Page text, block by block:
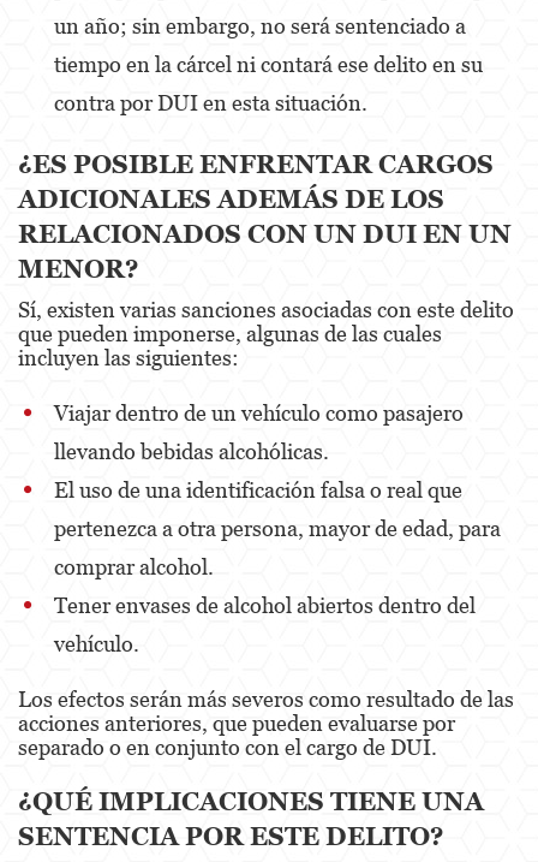
Orden de Protección de Emergencia
Orden de Restricción Permanente
Órdenes de Restricción
Peligro Infantil
Sustracción de Menores
Violación de una Orden de Restricción
Juvenile Three Strikes Law
Assault and Battery
Substances
Assault With A Deadly Weapon
Battery
Battery on a Peace Officer
un año; sin embargo, no será sentenciado a
tiempo en la cárcel ni contará ese delito en su
contra por DUI en esta situación.
¿ES POSIBLE ENFRENTAR CARGOS
ADICIONALES ADEMÁS DE LOS
RELACIONADOS CON UN DUI EN UN
MENOR?
Sí, existen varias sanciones asociadas con este delito
que pueden imponerse, algunas de las cuales
incluyen las siguientes:
Viajar dentro de un vehículo como pasajero
llevando bebidas alcohólicas.
El uso de una identificación falsa o real que
pertenezca a otra persona, mayor de edad, para
comprar alcohol.
Tener envases de alcohol abiertos dentro del
vehículo.
Los efectos serán más severos como resultado de las
acciones anteriores, que pueden evaluarse por
separado o en conjunto con el cargo de DUI.
¿QUÉ IMPLICACIONES TIENE UNA
SENTENCIA POR ESTE DELITO?